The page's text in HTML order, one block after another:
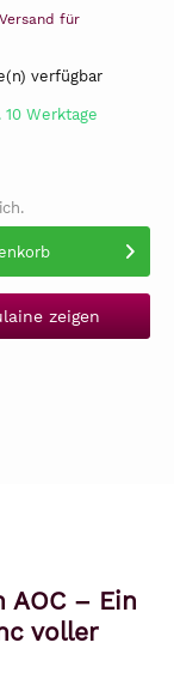
für
verfügbar
Werktage
zeigen
AOC – Ein
voller